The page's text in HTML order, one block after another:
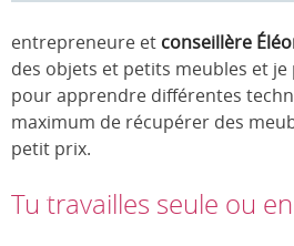
entrepreneure et conseillère
des objets et petits meubles et
pour apprendre différentes
maximum de récupérer des
petit prix.
Tu travailles seule ou